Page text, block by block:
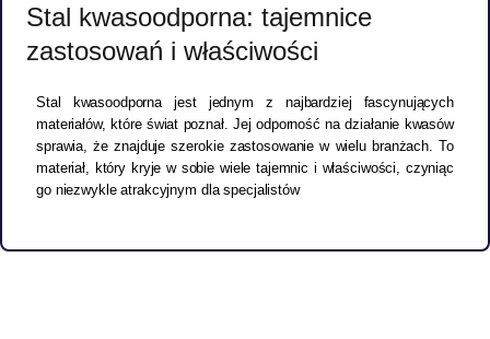
Stal kwasoodporna: tajemnice
zastosowań i właściwości
Stal kwasoodporna jest jednym z najbardziej fascynujących
materiałów, które świat poznał. Jej odporność na działanie kwasów
sprawia, że znajduje szerokie zastosowanie w wielu branżach. To
materiał, który kryje w sobie wiele tajemnic i właściwości, czyniąc
go niezwykle atrakcyjnym dla specjalistów